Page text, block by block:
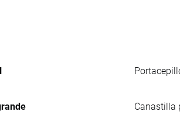
Canastilla